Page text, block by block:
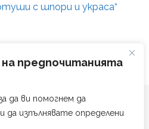
предпочитанията
да ви помогнем да
да изпълнявате определени
с шпори и украса“